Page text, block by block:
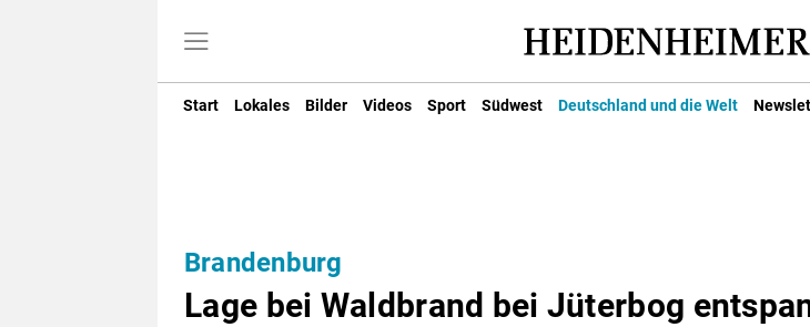
Start Lokales Bilder Videos Sport Südwest Deutschland und die Welt
Brandenburg
Lage bei Waldbrand bei Jüterbog